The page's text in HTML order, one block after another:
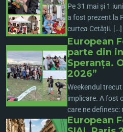
Pe 31 mai și 1
a fost prezent la
curtea Cetății. […]
European
parte din
Speranța.
2026”
Weekendul
implicare. A fost
care ne
European